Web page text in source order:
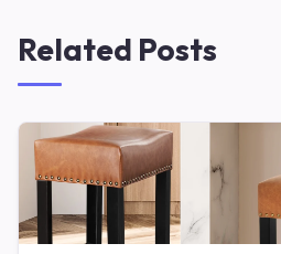
Related Posts